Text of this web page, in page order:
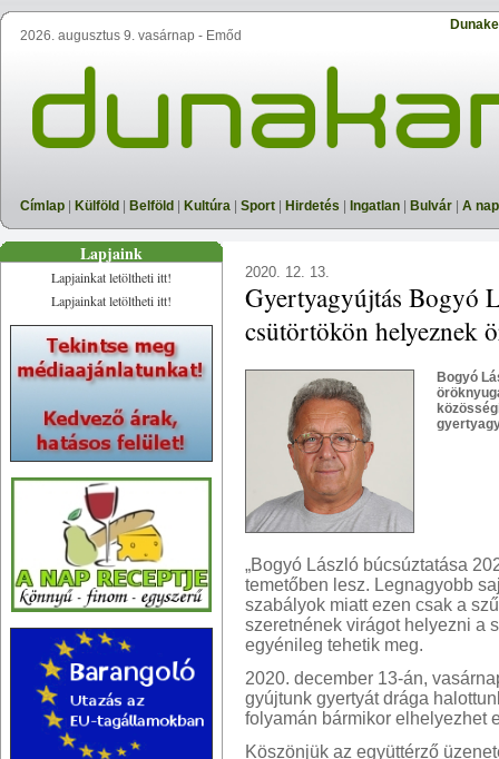
2026. augusztus 9. vasárnap - Emőd
Címlap Külföld Belföld Kultúra Sport Hirdetés Ingatlan Bulvár A
Lapjaink
Lapjainkat letöltheti itt!
Lapjainkat letöltheti itt!
2020. 12. 13.
Gyertyagyújtás Bogyó
csütörtökön helyeznek
Bogyó
„Bogyó László búcsúztatása
temetőben lesz. Legnagyobb
szabályok miatt ezen csak a
szeretnének virágot helyezni a
egyénileg tehetik meg.
2020. december 13-án,
gyújtunk gyertyát drága
folyamán bármikor elhelyezhet
Köszönjük az együttérző